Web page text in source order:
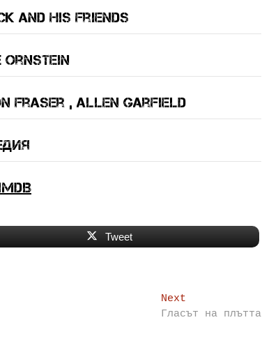
and His Friends
Ornstein
Fraser , Allen Garfield
Tweet
Next
post:
Гласът на плътта